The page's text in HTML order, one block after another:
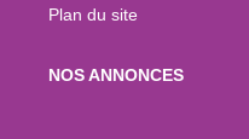
Plan du site
NOS ANNONCES